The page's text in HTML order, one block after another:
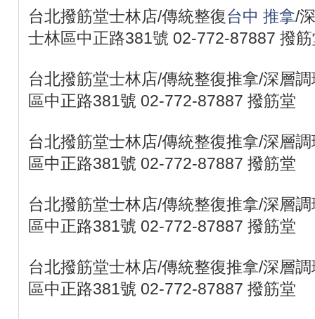
台北撥筋堂士林店/傳統整復台中 推拿/
士林區中正路381號 02-772-87887 撥
台北撥筋堂士林店/傳統整復推拿/深層
區中正路381號 02-772-87887 撥筋堂
台北撥筋堂士林店/傳統整復推拿/深層
區中正路381號 02-772-87887 撥筋堂
台北撥筋堂士林店/傳統整復推拿/深層
區中正路381號 02-772-87887 撥筋堂
台北撥筋堂士林店/傳統整復推拿/深層
區中正路381號 02-772-87887 撥筋堂